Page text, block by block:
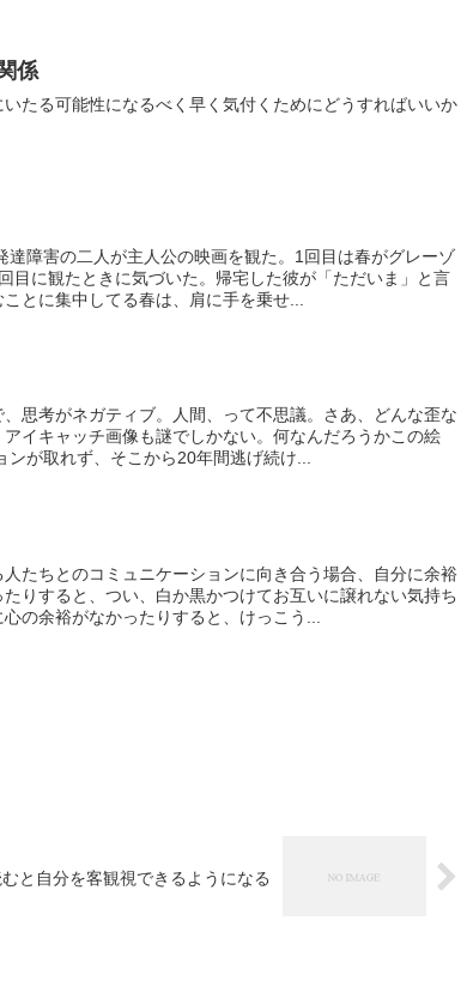
係
たる可能性になるべく早く気付くためにどうすればいいか
達障害の二人が主人公の映画を観た。1回目は春がグレーゾ
目に観たときに気づいた。帰宅した彼が「ただいま」と言
とに集中してる春は、肩に手を乗せ...
思考がネガティブ。人間、って不思議。さあ、どんな歪な
イキャッチ画像も謎でしかない。何なんだろうかこの絵
ンが取れず、そこから20年間逃げ続け...
たちとのコミュニケーションに向き合う場合、自分に余裕
りすると、つい、白か黒かつけてお互いに譲れない気持ち
の余裕がなかったりすると、けっこう...
と自分を客観視できるようになる